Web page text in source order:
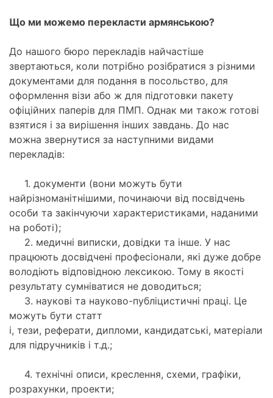
Що ми можемо перекласти армянською?
До нашого бюро перекладів найчастіше
звертаються, коли потрібно розібратися з різними
документами для подання в посольство, для
оформлення візи або ж для підготовки пакету
офіційних паперів для ПМП. Однак ми також готові
взятися і за вирішення інших завдань. До нас
можна звернутися за наступними видами
перекладів:
1. документи (вони можуть бути
найрізноманітнішими, починаючи від посвідчень
особи та закінчуючи характеристиками, наданими
на роботі);
2. медичні виписки, довідки та інше. У нас
працюють досвідчені професіонали, які дуже добре
володіють відповідною лексикою. Тому в якості
результату сумніватися не доводиться;
3. наукові та науково-публіцистичні праці. Це
можуть бути статт
і, тези, реферати, дипломи, кандидатські, матеріали
для підручників і т.д.;
4. технічні описи, креслення, схеми, графіки,
розрахунки, проекти;